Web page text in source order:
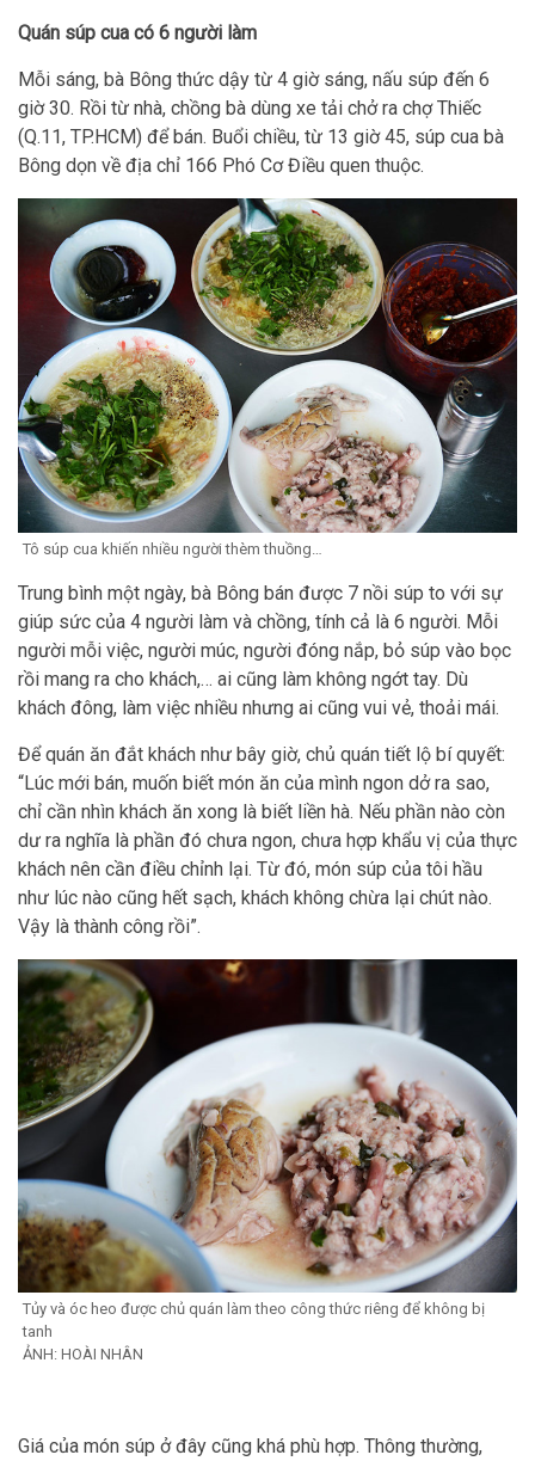
Quán súp cua có 6 người làm
Mỗi sáng, bà Bông thức dậy từ 4 giờ sáng, nấu súp đến 6
giờ 30. Rồi từ nhà, chồng bà dùng xe tải chở ra chợ Thiếc
(Q.11, TP.HCM) để bán. Buổi chiều, từ 13 giờ 45, súp cua bà
Bông dọn về địa chỉ 166 Phó Cơ Điều quen thuộc.
Tô súp cua khiến nhiều người thèm thuồng…
Trung bình một ngày, bà Bông bán được 7 nồi súp to với sự
giúp sức của 4 người làm và chồng, tính cả là 6 người. Mỗi
người mỗi việc, người múc, người đóng nắp, bỏ súp vào bọc
rồi mang ra cho khách,… ai cũng làm không ngớt tay. Dù
khách đông, làm việc nhiều nhưng ai cũng vui vẻ, thoải mái.
Để quán ăn đắt khách như bây giờ, chủ quán tiết lộ bí quyết:
“Lúc mới bán, muốn biết món ăn của mình ngon dở ra sao,
chỉ cần nhìn khách ăn xong là biết liền hà. Nếu phần nào còn
dư ra nghĩa là phần đó chưa ngon, chưa hợp khẩu vị của thực
khách nên cần điều chỉnh lại. Từ đó, món súp của tôi hầu
như lúc nào cũng hết sạch, khách không chừa lại chút nào.
Vậy là thành công rồi”.
Tủy và óc heo được chủ quán làm theo công thức riêng để không bị
tanh
ẢNH: HOÀI NHÂN
Giá của món súp ở đây cũng khá phù hợp. Thông thường,